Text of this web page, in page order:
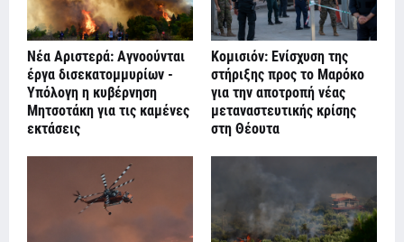
Νέα Αριστερά: Αγνοούνται
έργα δισεκατομμυρίων -
Υπόλογη η κυβέρνηση
Μητσοτάκη για τις καμένες
εκτάσεις
Κομισιόν: Ενίσχυση της
στήριξης προς το Μαρόκο
για την αποτροπή νέας
μεταναστευτικής κρίσης
στη Θέουτα